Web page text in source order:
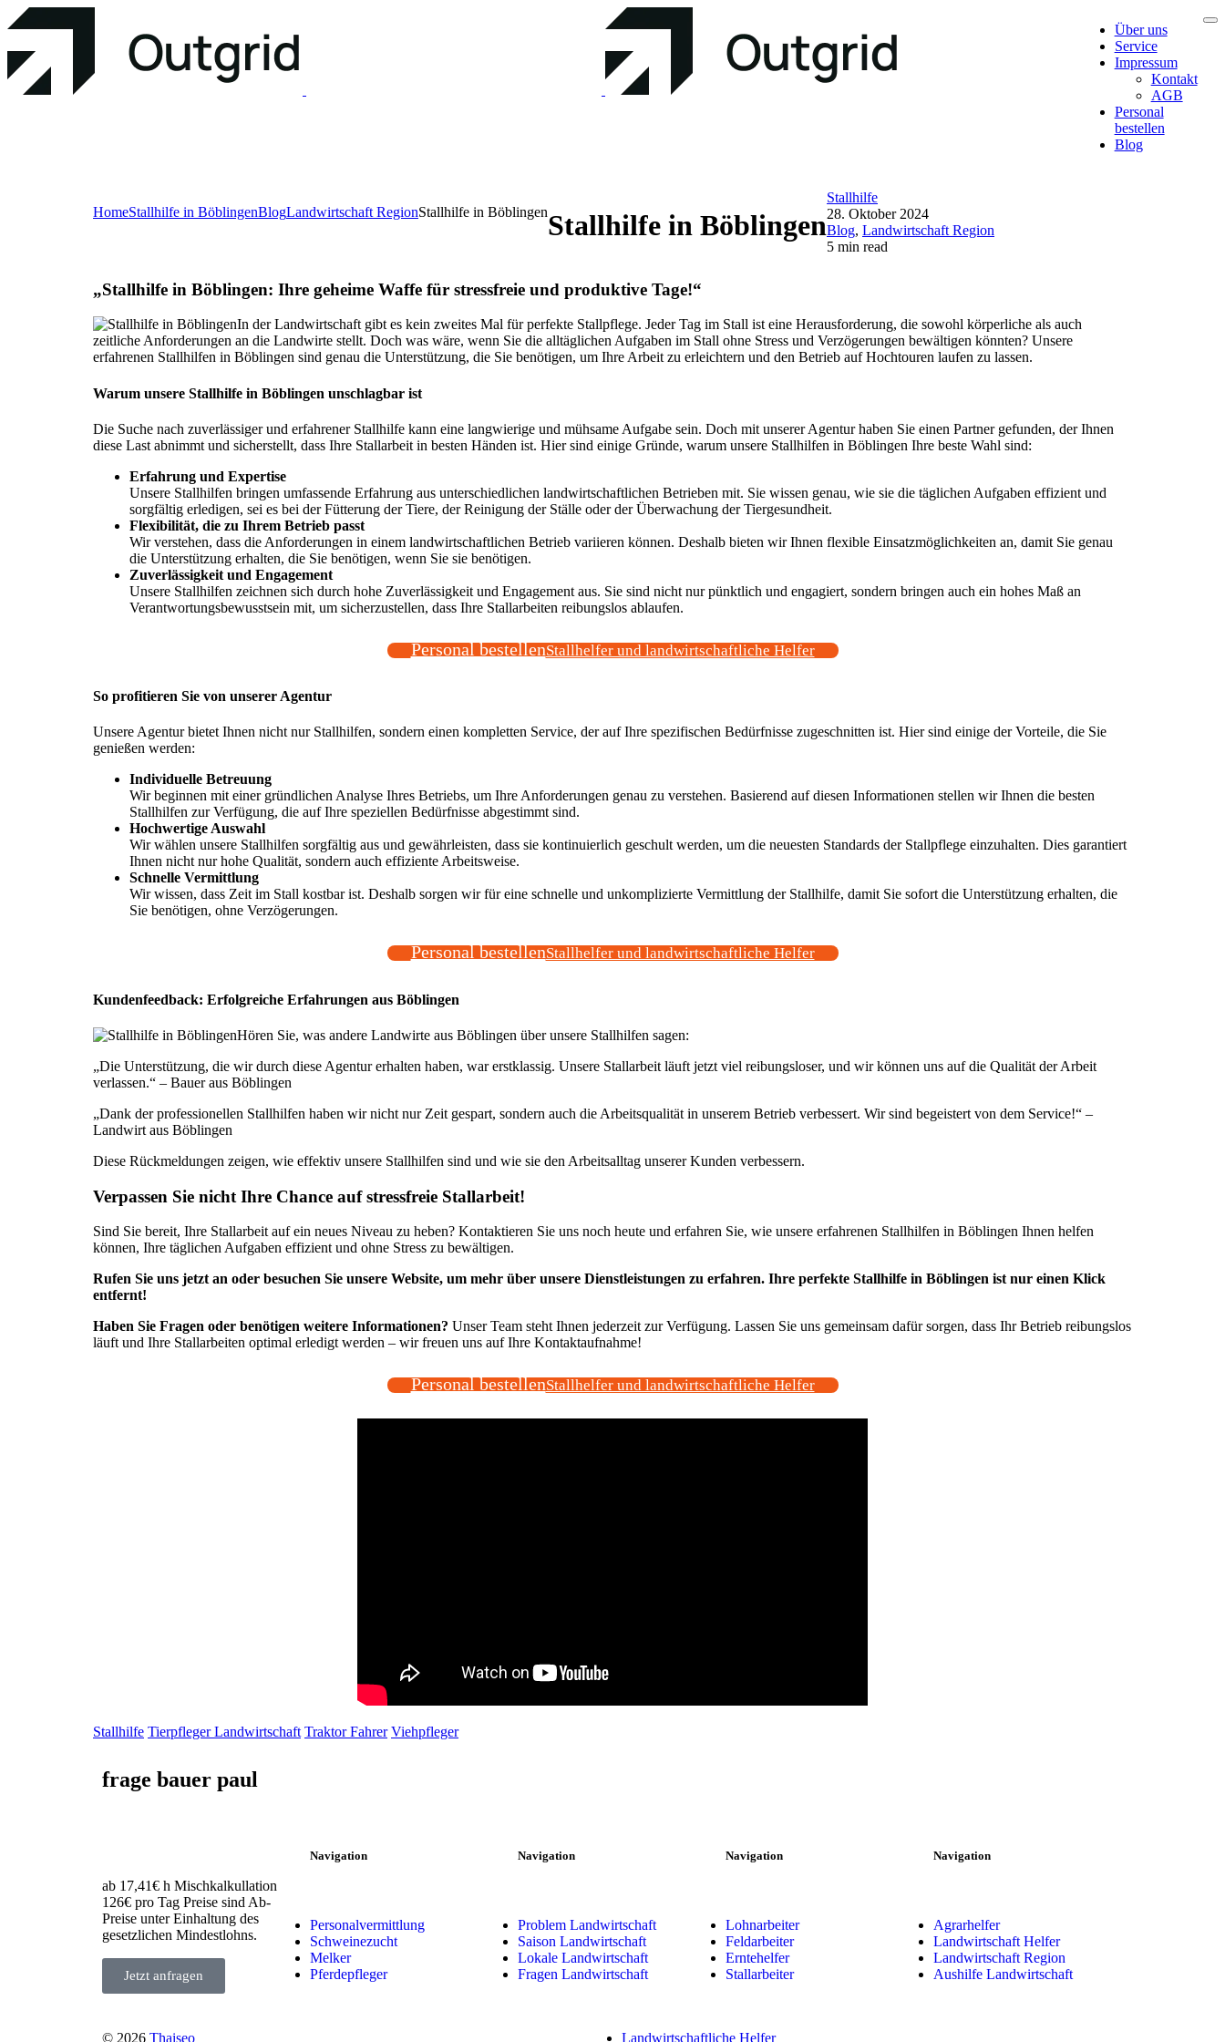
Über uns
Service
Impressum
Kontakt
AGB
Personal
bestellen
Blog
HomeStallhilfe in BöblingenBlogLandwirtschaft RegionStallhilfe in BöblingenStallhilfe in Böblingen
Stallhilfe
28. Oktober 2024
Blog, Landwirtschaft Region
5 min read
„Stallhilfe in Böblingen: Ihre geheime Waffe für stressfreie und produktive Tage!“
In der Landwirtschaft gibt es kein zweites Mal für perfekte Stallpflege. Jeder Tag im Stall ist eine Herausforderung, die sowohl körperliche als auch
zeitliche Anforderungen an die Landwirte stellt. Doch was wäre, wenn Sie die alltäglichen Aufgaben im Stall ohne Stress und Verzögerungen bewältigen könnten? Unsere
erfahrenen Stallhilfen in Böblingen sind genau die Unterstützung, die Sie benötigen, um Ihre Arbeit zu erleichtern und den Betrieb auf Hochtouren laufen zu lassen.
Warum unsere Stallhilfe in Böblingen unschlagbar ist
Die Suche nach zuverlässiger und erfahrener Stallhilfe kann eine langwierige und mühsame Aufgabe sein. Doch mit unserer Agentur haben Sie einen Partner gefunden, der Ihnen
diese Last abnimmt und sicherstellt, dass Ihre Stallarbeit in besten Händen ist. Hier sind einige Gründe, warum unsere Stallhilfen in Böblingen Ihre beste Wahl sind:
Erfahrung und Expertise
Unsere Stallhilfen bringen umfassende Erfahrung aus unterschiedlichen landwirtschaftlichen Betrieben mit. Sie wissen genau, wie sie die täglichen Aufgaben effizient und
sorgfältig erledigen, sei es bei der Fütterung der Tiere, der Reinigung der Ställe oder der Überwachung der Tiergesundheit.
Flexibilität, die zu Ihrem Betrieb passt
Wir verstehen, dass die Anforderungen in einem landwirtschaftlichen Betrieb variieren können. Deshalb bieten wir Ihnen flexible Einsatzmöglichkeiten an, damit Sie genau
die Unterstützung erhalten, die Sie benötigen, wenn Sie sie benötigen.
Zuverlässigkeit und Engagement
Unsere Stallhilfen zeichnen sich durch hohe Zuverlässigkeit und Engagement aus. Sie sind nicht nur pünktlich und engagiert, sondern bringen auch ein hohes Maß an
Verantwortungsbewusstsein mit, um sicherzustellen, dass Ihre Stallarbeiten reibungslos ablaufen.
Personal bestellenStallhelfer und landwirtschaftliche Helfer
So profitieren Sie von unserer Agentur
Unsere Agentur bietet Ihnen nicht nur Stallhilfen, sondern einen kompletten Service, der auf Ihre spezifischen Bedürfnisse zugeschnitten ist. Hier sind einige der Vorteile, die Sie
genießen werden:
Individuelle Betreuung
Wir beginnen mit einer gründlichen Analyse Ihres Betriebs, um Ihre Anforderungen genau zu verstehen. Basierend auf diesen Informationen stellen wir Ihnen die besten
Stallhilfen zur Verfügung, die auf Ihre speziellen Bedürfnisse abgestimmt sind.
Hochwertige Auswahl
Wir wählen unsere Stallhilfen sorgfältig aus und gewährleisten, dass sie kontinuierlich geschult werden, um die neuesten Standards der Stallpflege einzuhalten. Dies garantiert
Ihnen nicht nur hohe Qualität, sondern auch effiziente Arbeitsweise.
Schnelle Vermittlung
Wir wissen, dass Zeit im Stall kostbar ist. Deshalb sorgen wir für eine schnelle und unkomplizierte Vermittlung der Stallhilfe, damit Sie sofort die Unterstützung erhalten, die
Sie benötigen, ohne Verzögerungen.
Personal bestellenStallhelfer und landwirtschaftliche Helfer
Kundenfeedback: Erfolgreiche Erfahrungen aus Böblingen
Hören Sie, was andere Landwirte aus Böblingen über unsere Stallhilfen sagen:
„Die Unterstützung, die wir durch diese Agentur erhalten haben, war erstklassig. Unsere Stallarbeit läuft jetzt viel reibungsloser, und wir können uns auf die Qualität der Arbeit
verlassen.“ – Bauer aus Böblingen
„Dank der professionellen Stallhilfen haben wir nicht nur Zeit gespart, sondern auch die Arbeitsqualität in unserem Betrieb verbessert. Wir sind begeistert von dem Service!“ –
Landwirt aus Böblingen
Diese Rückmeldungen zeigen, wie effektiv unsere Stallhilfen sind und wie sie den Arbeitsalltag unserer Kunden verbessern.
Verpassen Sie nicht Ihre Chance auf stressfreie Stallarbeit!
Sind Sie bereit, Ihre Stallarbeit auf ein neues Niveau zu heben? Kontaktieren Sie uns noch heute und erfahren Sie, wie unsere erfahrenen Stallhilfen in Böblingen Ihnen helfen
können, Ihre täglichen Aufgaben effizient und ohne Stress zu bewältigen.
Rufen Sie uns jetzt an oder besuchen Sie unsere Website, um mehr über unsere Dienstleistungen zu erfahren. Ihre perfekte Stallhilfe in Böblingen ist nur einen Klick
entfernt!
Haben Sie Fragen oder benötigen weitere Informationen? Unser Team steht Ihnen jederzeit zur Verfügung. Lassen Sie uns gemeinsam dafür sorgen, dass Ihr Betrieb reibungslos
läuft und Ihre Stallarbeiten optimal erledigt werden – wir freuen uns auf Ihre Kontaktaufnahme!
Personal bestellenStallhelfer und landwirtschaftliche Helfer
Stallhilfe Tierpfleger Landwirtschaft Traktor Fahrer Viehpfleger
frage bauer paul
ab 17,41€ h Mischkalkullation
126€ pro Tag Preise sind Ab-
Preise unter Einhaltung des
gesetzlichen Mindestlohns.
Jetzt anfragen
Navigation
Personalvermittlung
Schweinezucht
Melker
Pferdepfleger
Navigation
Problem Landwirtschaft
Saison Landwirtschaft
Lokale Landwirtschaft
Fragen Landwirtschaft
Navigation
Lohnarbeiter
Feldarbeiter
Erntehelfer
Stallarbeiter
Navigation
Agrarhelfer
Landwirtschaft Helfer
Landwirtschaft Region
Aushilfe Landwirtschaft
© 2026 Thaiseo Landwirtschaftliche Helfer